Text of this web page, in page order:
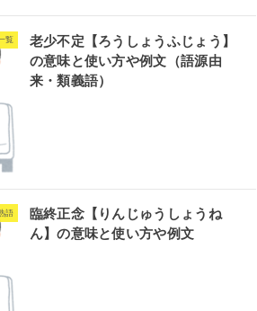
覧
老少不定【ろうしょうふじょう】
の意味と使い方や例文（語源由
来・類義語）
語
臨終正念【りんじゅうしょうね
ん】の意味と使い方や例文